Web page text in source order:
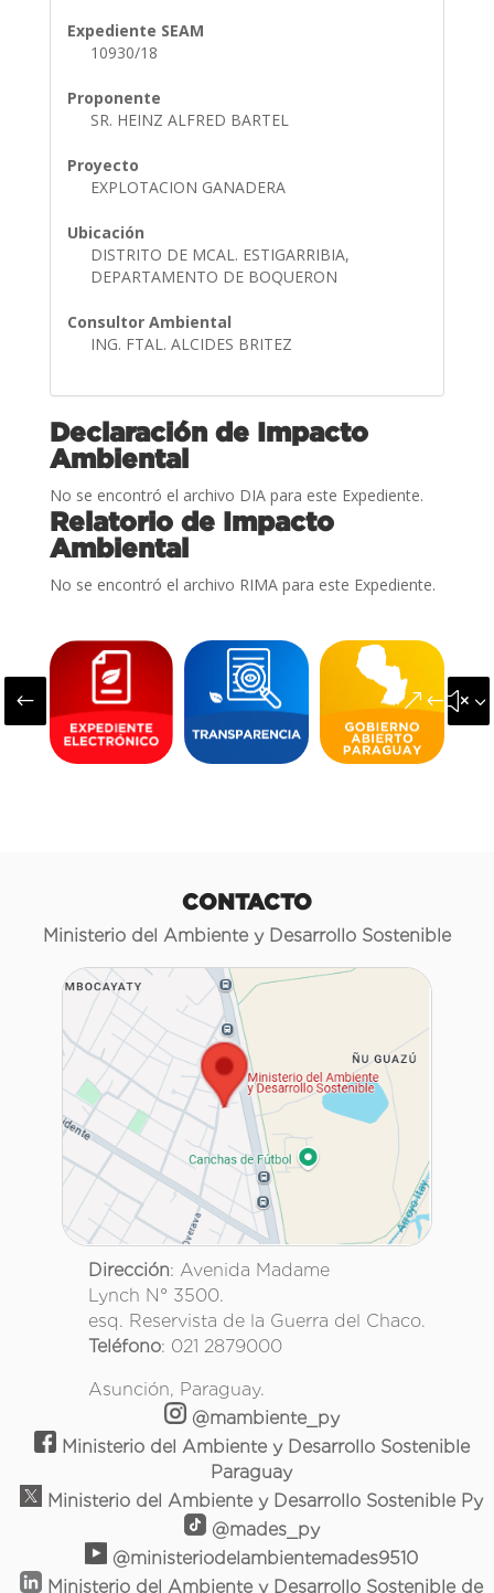
Expediente SEAM
10930/18
Proponente
SR. HEINZ ALFRED BARTEL
Proyecto
EXPLOTACION GANADERA
Ubicación
DISTRITO DE MCAL. ESTIGARRIBIA,
DEPARTAMENTO DE BOQUERON
Consultor Ambiental
ING. FTAL. ALCIDES BRITEZ
Declaración de Impacto
Ambiental
No se encontró el archivo DIA para este Expediente.
Relatorio de Impacto
Ambiental
No se encontró el archivo RIMA para este Expediente.
#
CONTACTO
Ministerio del Ambiente y Desarrollo Sostenible
Dirección: Avenida Madame
Lynch N° 3500.
esq. Reservista de la Guerra del Chaco.
Teléfono: 021 2879000
Asunción, Paraguay.
@mambiente_py
Ministerio del Ambiente y Desarrollo Sostenible
Paraguay
Ministerio del Ambiente y Desarrollo Sostenible Py
@mades_py
@ministeriodelambientemades9510
Ministerio del Ambiente y Desarrollo Sostenible de